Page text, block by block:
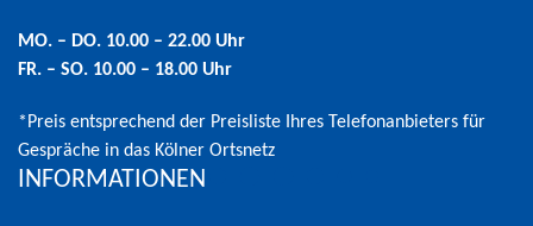
INFORMATIONEN
MO. – DO. 10.00 – 22.00 Uhr
FR. – SO. 10.00 – 18.00 Uhr
*Preis entsprechend der Preisliste Ihres Telefonanbieters für
Gespräche in das Kölner Ortsnetz